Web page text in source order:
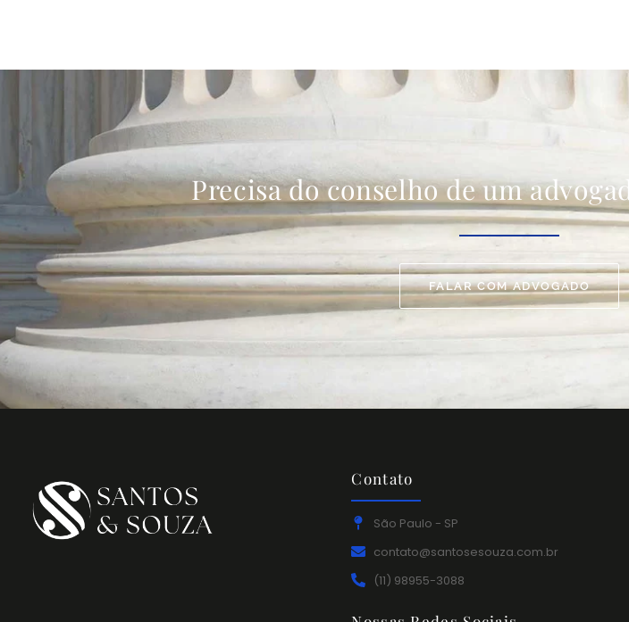
Precisa do conselho de um
FALAR COM ADVOGADO
Contato
São Paulo - SP
contato@santosesouza.com.br
(11) 98955-3088